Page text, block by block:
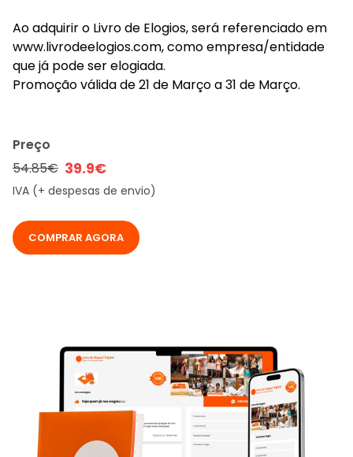
Ao adquirir o Livro de Elogios, será referenciado em
www.livrodeelogios.com, como empresa/entidade
que já pode ser elogiada.
Promoção válida de 21 de Março a 31 de Março.
Preço
54.85€ 39.9€
IVA (+ despesas de envio)
COMPRAR AGORA